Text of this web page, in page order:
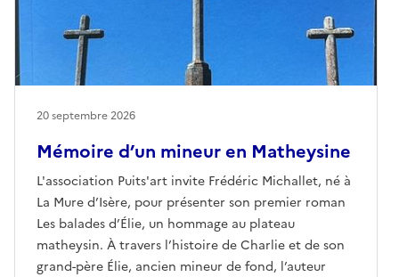
Mémoire d’un mineur en Matheysine
L'association Puits'art invite Frédéric Michallet, né à
La Mure d’Isère, pour présenter son premier roman
Les balades d’Élie, un hommage au plateau
matheysin. À travers l’histoire de Charlie et de son
grand-père Élie, ancien mineur de fond, l’auteur
20 septembre 2026